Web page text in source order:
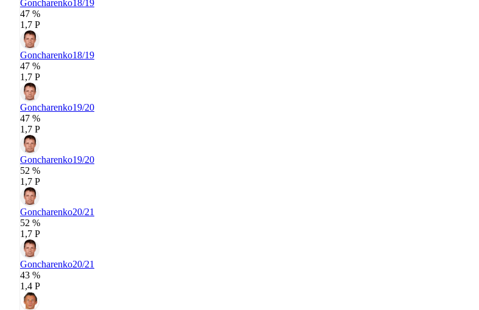
Goncharenko18/19
47 %
1,7 P
Goncharenko18/19
47 %
1,7 P
Goncharenko19/20
47 %
1,7 P
Goncharenko19/20
52 %
1,7 P
Goncharenko20/21
52 %
1,7 P
Goncharenko20/21
43 %
1,4 P